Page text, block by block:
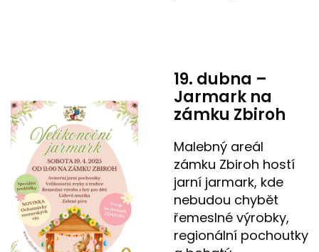
19. dubna –
Jarmark na
zámku Zbiroh
Malebný areál
zámku Zbiroh hostí
jarní jarmark, kde
nebudou chybět
řemeslné výrobky,
regionální pochoutky